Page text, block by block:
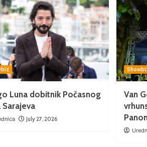
Luna dobitnik Počasnog
Sarajeva
July 27, 2026
Van